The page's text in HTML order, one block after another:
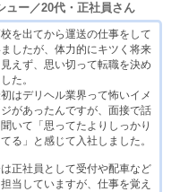
ュー／20代・正社員さん
を出てから運送の仕事をして
したが、体力的にキツく将来
見えず、思い切って転職を決め
た。
はデリヘル業界って怖いイメ
があったんですが、面接で話
いて「思ってたよりしっかり
てる」と感じて入社しました。
正社員として受付や配車など
当していますが、仕事を覚え